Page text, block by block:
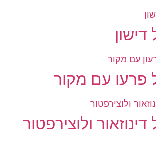
פרעו עם מקור
ולוצירפטור